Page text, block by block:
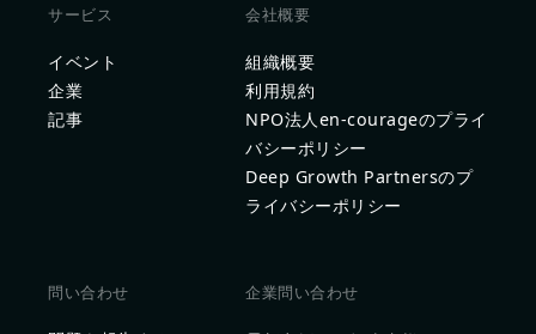
サービス
イベント
企業
記事
会社概要
組織概要
利用規約
NPO法人en-courageのプライ
バシーポリシー
Deep Growth Partnersのプ
ライバシーポリシー
問い合わせ 企業問い合わせ